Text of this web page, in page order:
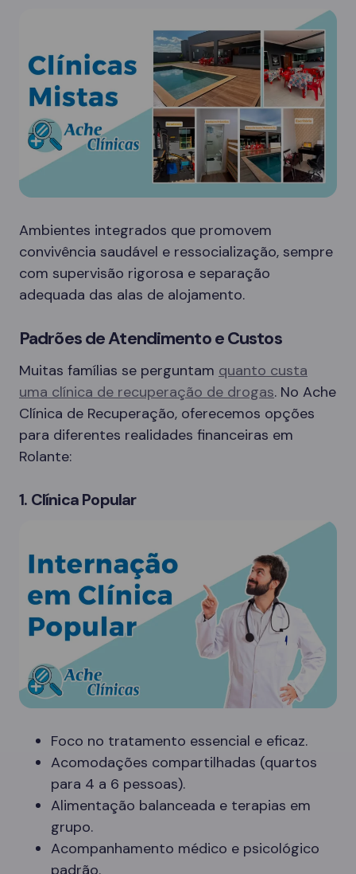
Ambientes integrados que promovem
convivência saudável e ressocialização, sempre
com supervisão rigorosa e separação
adequada das alas de alojamento.
Padrões de Atendimento e Custos
Muitas famílias se perguntam quanto custa
uma clínica de recuperação de drogas. No Ache
Clínica de Recuperação, oferecemos opções
para diferentes realidades financeiras em
Rolante:
1. Clínica Popular
Foco no tratamento essencial e eficaz.
Acomodações compartilhadas (quartos
para 4 a 6 pessoas).
Alimentação balanceada e terapias em
grupo.
Acompanhamento médico e psicológico
padrão.